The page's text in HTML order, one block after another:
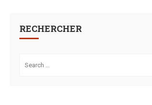
RECHERCHER
for: